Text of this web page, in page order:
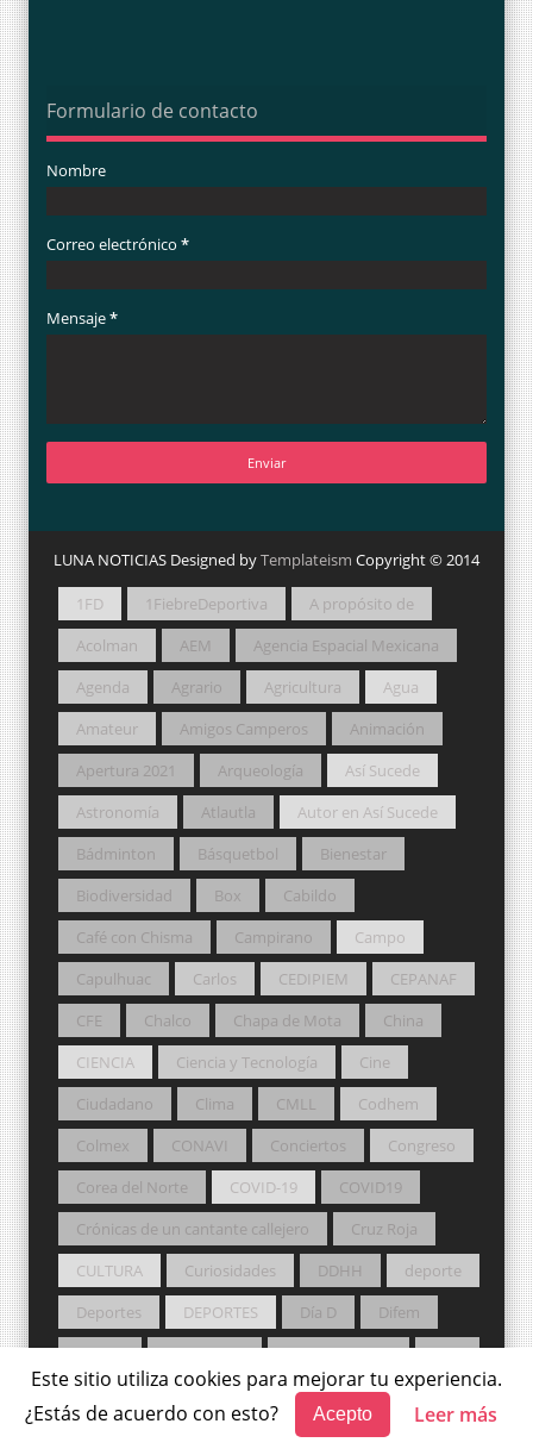
Este sitio utiliza cookies para mejorar tu experiencia.
¿Estás de acuerdo con esto?
Acepto Leer más
Formulario de contacto
Nombre
Correo electrónico *
Mensaje*
LUNA NOTICIAS Designed byTemplateism Copyright © 2014
1FD 1FiebreDeportiva
A propósito de
Acolman
AEM
Agencia Espacial Mexicana
Agenda
Agrario Agricultura
Agua
Amateur
Amigos Camperos
Animación
Apertura 2021
Arqueología
Así Sucede
Astronomía
Atlautla
Autor en Así Sucede
Bádminton
Básquetbol
Bienestar
Biodiversidad
Box
Cabildo
Café con Chisma
Campirano
Campo
Capulhuac
Carlos CEDIPIEM
CEPANAF
CFE
Chalco Chapa de Mota
China
CIENCIA
Ciencia y Tecnología
Cine
Ciudadano
Clima CMLL
Codhem
Colmex
CONAVI Conciertos
Congreso
Corea del Norte
COVID-19
COVID19
Crónicas de un cantante callejero
Cruz Roja
CULTURA
Curiosidades DDHH
deporte
Deportes
DEPORTES Día D
Difem
Dinero
Don Diablo Donato Guerra
DSC
Economía
Edomex 2023
Elección 2021